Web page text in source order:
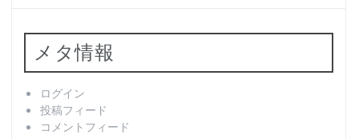
メタ情報
ログイン
投稿フィード
コメントフィード